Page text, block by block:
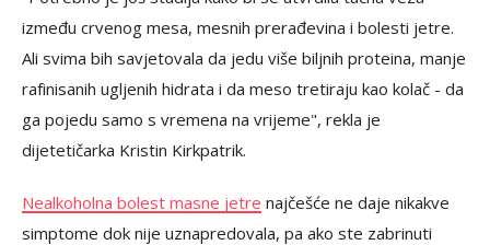
između crvenog mesa, mesnih prerađevina i bolesti jetre.
Ali svima bih savjetovala da jedu više biljnih proteina, manje
rafinisanih ugljenih hidrata i da meso tretiraju kao kolač - da
ga pojedu samo s vremena na vrijeme", rekla je
dijetetičarka Kristin Kirkpatrik.
Nealkoholna bolest masne jetre najčešće ne daje nikakve
simptome dok nije uznapredovala, pa ako ste zabrinuti